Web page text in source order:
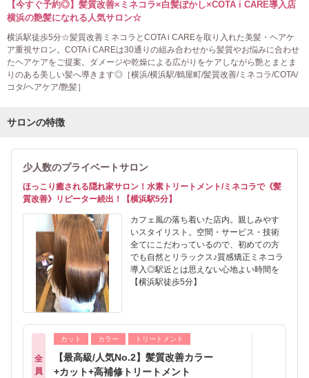
【今すぐ予約◎】髪質改善×ミネコラ×白髪ぼかし×COTA i CARE導入店
横浜の艶髪になれる人気サロン☆
横浜駅徒歩5分☆髪質改善ミネコラとCOTA i CAREを取り入れた美髪・ヘアケ
ア重視サロン。COTA i CAREは30通りの組み合わせから髪質やお悩みに合わせ
たヘアケアをご提案。ダメージや乾燥による広がりをケアしながら艶とまとま
りのある美しい髪へ導きます◎［横浜/横浜駅/鶴屋町/髪質改善/ミネコラ/COTA/
コタ/ヘアケア/艶髪］
サロンの特徴
少人数のプライベートサロン
ほっこり癒される隠れ家サロン！水素トリートメント/ミネコラで《髪
質改善》リピーター続出！【横浜駅5分】
カフェ風の落ち着いた店内。親しみやす
いスタイリスト。空間・サービス・技術
全てにこだわっているので、初めての方
でも自然とリラックス♪質感矯正ミネコラ
導入◎駅近とは思えない心地よい時間を
【横浜駅徒歩5分】
全
員
カット カラー トリートメント
【最高級/人気No.2】髪質改善カラー
+カット+高補修トリートメント